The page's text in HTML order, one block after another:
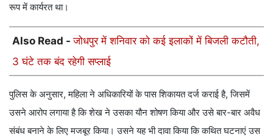
रूप में कार्यरत था।
Also Read -जोधपुर में शनिवार को कई इलाकों में बिजली कटौती,
3 घंटे तक बंद रहेगी सप्लाई
पुलिस के अनुसार, महिला ने अधिकारियों के पास शिकायत दर्ज कराई है, जिसमें
उसने आरोप लगाया है कि शेख ने उसका यौन शोषण किया और उसे बार-बार अवैध
संबंध बनाने के लिए मजबूर किया। उसने यह भी दावा किया कि कथित घटनाएं उस